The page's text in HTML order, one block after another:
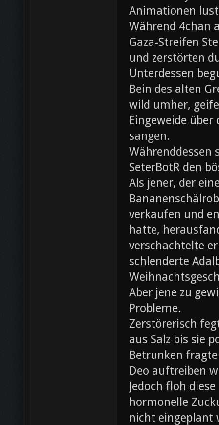
Animationen
Während 4chan
Gaza-Streifen
und zerstörten
Unterdessen
Bein des alten
wild umher,
Eingeweide
sangen.
Währenddessen
SeterBotR den
Als jener, der
verkaufen und
hatte,
verschachtelte
schlenderte
Aber jene zu
Probleme.
Zerstörerisch
aus Salz bis sie
Betrunken
Deo auftreiben
Jedoch floh
hormonelle
nicht eingeplant